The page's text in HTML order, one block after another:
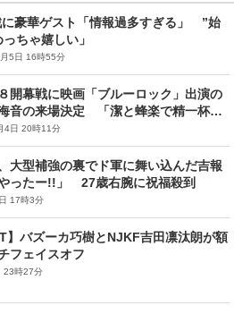
に豪華ゲスト「情報過多すぎる」 ”始
ちゃ嬉しい」
5日 16時55分
開幕戦に映画「ブルーロック」出演の
音の来場決定 「潔と蜂楽で精一杯盛
ます！」
4日 20時11分
大型補強の裏でド軍に舞い込んだ吉報
やったー!!」 27歳右腕に祝福殺到
17時3分
】バズーカ巧樹とNJKF吉田凛汰朗が額
フェイスオフ
23時27分